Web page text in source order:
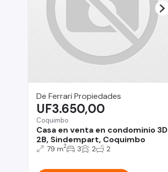
De Ferrari Propiedades
Coquimbo
Casa en venta en condominio 3D
2B, Sindempart, Coquimbo
UF3.650,00
79 m2 3 2 2